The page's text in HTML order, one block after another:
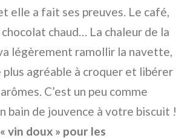
elle a fait ses preuves. Le café,
chaud… La chaleur de la
légèrement ramollir la navette,
plus agréable à croquer et libérer
C’est un peu comme
bain de jouvence à votre biscuit !
vin doux » pour les